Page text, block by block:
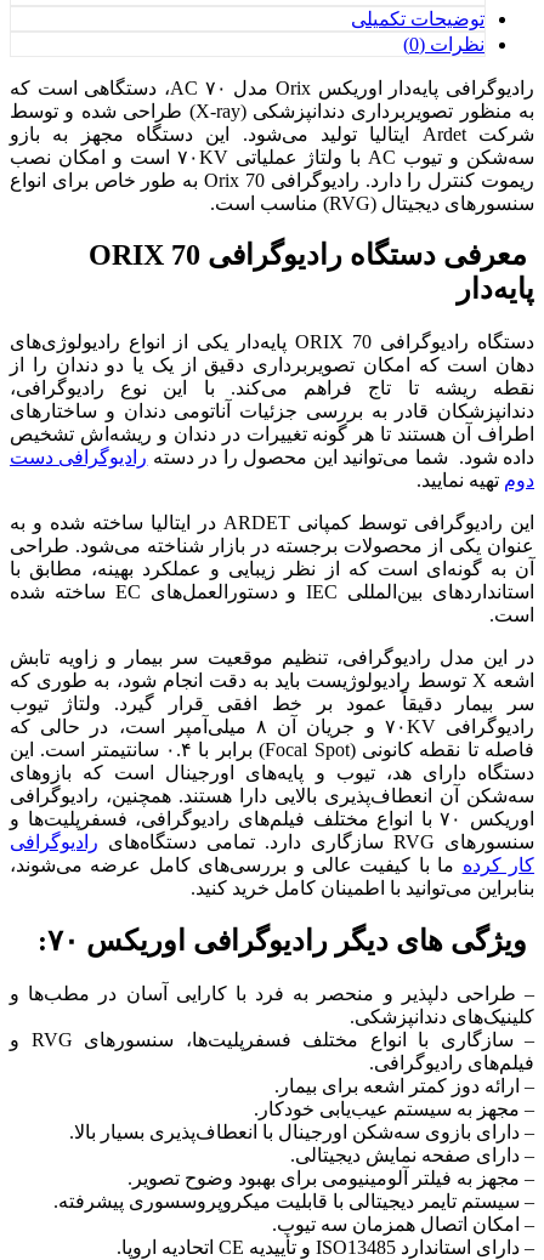
توضیحات تکمیلی
نظرات (0)
رادیوگرافی پایه‌دار اوریکس Orix مدل ۷۰ AC، دستگاهی است که
به منظور تصویربرداری دندانپزشکی (X-ray) طراحی شده و توسط
شرکت Ardet ایتالیا تولید می‌شود. این دستگاه مجهز به بازو
سه‌شکن و تیوب AC با ولتاژ عملیاتی ۷۰KV است و امکان نصب
ریموت کنترل را دارد. رادیوگرافی Orix 70 به طور خاص برای انواع
سنسورهای دیجیتال (RVG) مناسب است.
معرفی دستگاه رادیوگرافی ORIX 70
پایه‌دار
دستگاه رادیوگرافی ORIX 70 پایه‌دار یکی از انواع رادیولوژی‌های
دهان است که امکان تصویربرداری دقیق از یک یا دو دندان را از
نقطه ریشه تا تاج فراهم می‌کند. با این نوع رادیوگرافی،
دندانپزشکان قادر به بررسی جزئیات آناتومی دندان و ساختارهای
اطراف آن هستند تا هر گونه تغییرات در دندان و ریشه‌اش تشخیص
داده شود. شما می‌توانید این محصول را در دسته رادیوگرافی دست
دوم تهیه نمایید.
این رادیوگرافی توسط کمپانی ARDET در ایتالیا ساخته شده و به
عنوان یکی از محصولات برجسته در بازار شناخته می‌شود. طراحی
آن به گونه‌ای است که از نظر زیبایی و عملکرد بهینه، مطابق با
استانداردهای بین‌المللی IEC و دستورالعمل‌های EC ساخته شده
است.
در این مدل رادیوگرافی، تنظیم موقعیت سر بیمار و زاویه تابش
اشعه X توسط رادیولوژیست باید به دقت انجام شود، به طوری که
سر بیمار دقیقاً عمود بر خط افقی قرار گیرد. ولتاژ تیوب
رادیوگرافی ۷۰KV و جریان آن ۸ میلی‌آمپر است، در حالی که
فاصله تا نقطه کانونی (Focal Spot) برابر با ۰.۴ سانتیمتر است. این
دستگاه دارای هد، تیوب و پایه‌های اورجینال است که بازوهای
سه‌شکن آن انعطاف‌پذیری بالایی دارا هستند. همچنین، رادیوگرافی
اوریکس ۷۰ با انواع مختلف فیلم‌های رادیوگرافی، فسفرپلیت‌ها و
سنسورهای RVG سازگاری دارد. تمامی دستگاه‌های
رادیوگرافی
کار کرده ما با کیفیت عالی و بررسی‌های کامل عرضه می‌شوند،
بنابراین می‌توانید با اطمینان کامل خرید کنید.
ویژگی‌ های دیگر رادیوگرافی اوریکس ۷۰:
– طراحی دلپذیر و منحصر به فرد با کارایی آسان در مطب‌ها و
کلینیک‌های دندانپزشکی.
– سازگاری با انواع مختلف فسفرپلیت‌ها، سنسورهای RVG و
فیلم‌های رادیوگرافی.
– ارائه دوز کمتر اشعه برای بیمار.
– مجهز به سیستم عیب‌یابی خودکار.
– دارای بازوی سه‌شکن اورجینال با انعطاف‌پذیری بسیار بالا.
– دارای صفحه نمایش دیجیتالی.
– مجهز به فیلتر آلومینیومی برای بهبود وضوح تصویر.
– سیستم تایمر دیجیتالی با قابلیت میکروپروسسوری پیشرفته.
– امکان اتصال همزمان سه تیوب.
– دارای استاندارد ISO13485 و تأییدیه CE اتحادیه اروپا.